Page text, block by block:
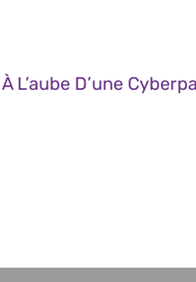
L’aube D’une